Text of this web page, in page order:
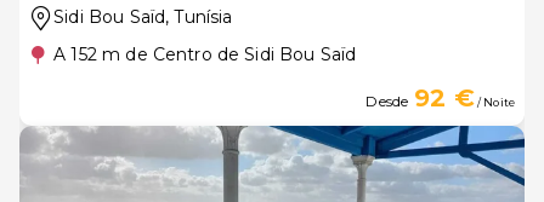
Sidi Bou Saïd, Tunísia
A 152 m de Centro de Sidi Bou Saïd
Desde 92 €/ Noite